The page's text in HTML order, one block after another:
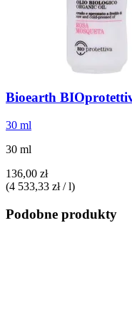
Bioearth
30 ml
30 ml
136,00 zł
(4 533,33 zł / l)
Podobne produkty